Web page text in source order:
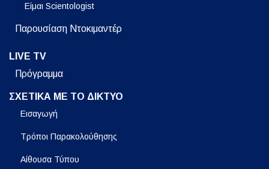
Είμαι Scientologist
Παρουσίαση Ντοκιμαντέρ
LIVE TV
Πρόγραμμα
ΣΧΕΤΙΚΑ ΜΕ ΤΟ ΔΙΚΤΥΟ
Εισαγωγή
Τρόποι Παρακολούθησης
Αίθουσα Τύπου